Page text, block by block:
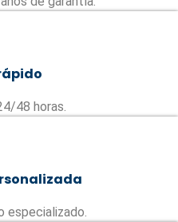
48 horas.
especializado.